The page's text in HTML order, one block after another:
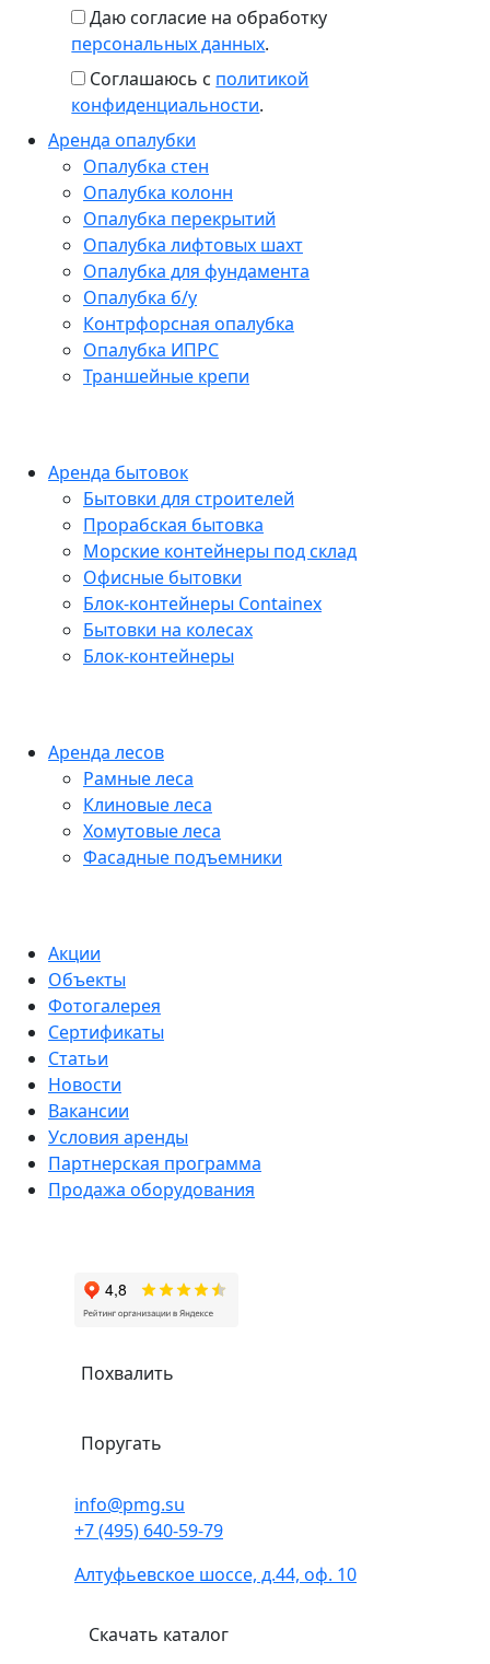
Даю согласие на обработку
персональных данных.
Соглашаюсь с политикой
конфиденциальности.
Аренда опалубки
Опалубка стен
Опалубка колонн
Опалубка перекрытий
Опалубка лифтовых шахт
Опалубка для фундамента
Опалубка б/у
Контрфорсная опалубка
Опалубка ИПРС
Траншейные крепи
Аренда бытовок
Бытовки для строителей
Прорабская бытовка
Морские контейнеры под склад
Офисные бытовки
Блок-контейнеры Containex
Бытовки на колесах
Блок-контейнеры
Аренда лесов
Рамные леса
Клиновые леса
Хомутовые леса
Фасадные подъемники
Акции
Объекты
Фотогалерея
Сертификаты
Статьи
Новости
Вакансии
Условия аренды
Партнерская программа
Продажа оборудования
Похвалить
Поругать
info@pmg.su
+7 (495) 640-59-79
Алтуфьевское шоссе, д.44, оф. 10
Скачать каталог